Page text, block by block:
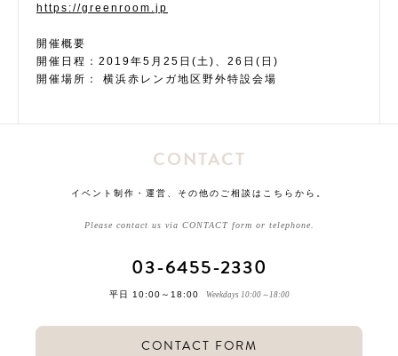
https://greenroom.jp
開催概要
開催日程：2019年5月25日(土)、26日(日)
開催場所： 横浜赤レンガ地区野外特設会場
CONTACT
イベント制作・運営、その他のご相談はこちらから。
Please contact us via CONTACT form or telephone.
03-6455-2330
平日 10:00～18:00 Weekdays 10:00～18:00
CONTACT FORM